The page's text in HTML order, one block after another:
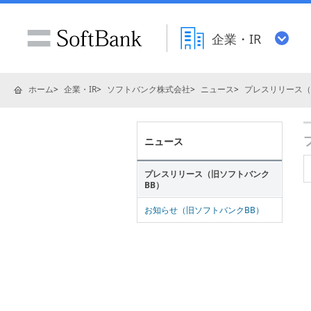
企業・IR
ホーム 企業・IR ソフトバンク株式会社 ニュース プレスリリース
ニュース
プレスリリース（旧ソフトバンク
BB）
お知らせ（旧ソフトバンクBB）